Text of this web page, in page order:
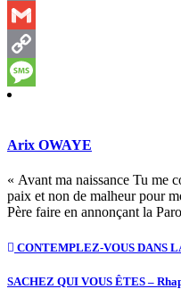
Email
Gmail
Copy
Link
Message
Arix OWAYE
« Avant ma naissance Tu me
paix et non de malheur pour
Père faire en annonçant la
CONTEMPLEZ-VOUS DANS
SACHEZ QUI VOUS ÊTES –